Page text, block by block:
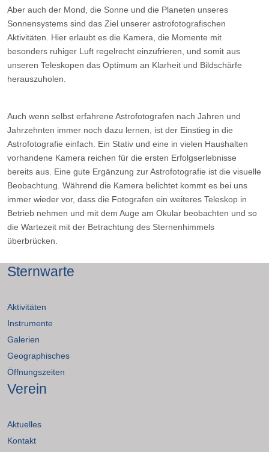
Aber auch der Mond, die Sonne und die Planeten unseres
Sonnensystems sind das Ziel unserer astrofotografischen
Aktivitäten. Hier erlaubt es die Kamera, die Momente mit
besonders ruhiger Luft regelrecht einzufrieren, und somit aus
unseren Teleskopen das Optimum an Klarheit und Bildschärfe
herauszuholen.
Auch wenn selbst erfahrene Astrofotografen nach Jahren und
Jahrzehnten immer noch dazu lernen, ist der Einstieg in die
Astrofotografie einfach. Ein Stativ und eine in vielen Haushalten
vorhandene Kamera reichen für die ersten Erfolgserlebnisse
bereits aus. Eine gute Ergänzung zur Astrofotografie ist die visuelle
Beobachtung. Während die Kamera belichtet kommt es bei uns
immer wieder vor, dass die Fotografen ein weiteres Teleskop in
Betrieb nehmen und mit dem Auge am Okular beobachten und so
die Wartezeit mit der Betrachtung des Sternenhimmels
überbrücken.
Sternwarte
Aktivitäten
Instrumente
Galerien
Geographisches
Öffnungszeiten
Verein
Aktuelles
Kontakt